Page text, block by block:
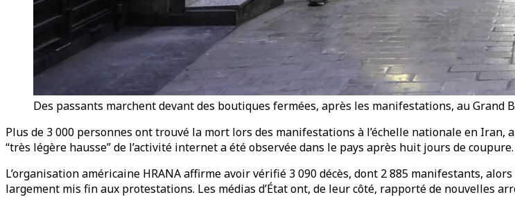
Des passants marchent devant des boutiques fermées, après les manifestations, au Grand
Plus de 3 000 personnes ont trouvé la mort lors des manifestations à l’échelle nationale en
“très légère hausse” de l’activité internet a été observée dans le pays après huit jours de coupure.
L’organisation américaine HRANA affirme avoir vérifié 3 090 décès, dont 2 885 manifestants,
largement mis fin aux protestations. Les médias d’État ont, de leur côté, rapporté de nouvelles